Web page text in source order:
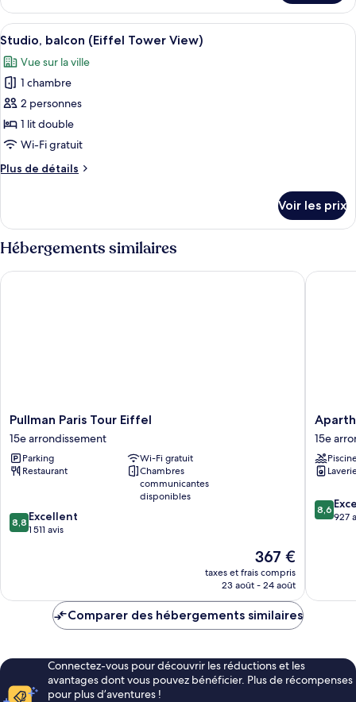
(Eiffel
Tower
View)
le
type
de
Appartement,
chambre
(Eiffel
Tower
View)
Afficher
toutes
les
photos
pour
ce
type
chambre :
(Eiffel
Tower
View)
Studio, balcon (Eiffel Tower View) |
6
Studio, balcon (Eiffel Tower View)
Vue sur la ville
1 chambre
2 personnes
1 lit double
Wi-Fi gratuit
Plus de détails
Plus
le
type
de
chambre
Studio,
Voir les prix
Hébergements similaires
Pullman
Paris
Tour
Eiffel
15e
Pullman Paris Tour Eiffel
15e arrondissement
Parking
Wi-Fi gratuit
Restaurant
Chambres
communicantes
disponibles
8.8
sur
8,8 Excellent
1 511 avis
Le
nouveau
prix
de
367 €
taxes et frais compris
23 août - 24 août
Pullman Paris Tour Eiffel
Adagio
Paris
Centre
Tour
15e
15e
8.6
sur
8,6
927
Comparer des hébergements similaires
Connectez-vous pour découvrir les réductions et les
avantages dont vous pouvez bénéficier. Plus de récompenses
pour plus d’aventures !